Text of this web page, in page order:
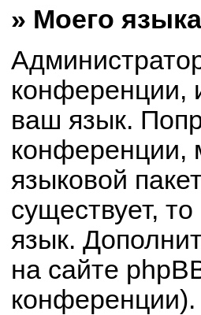
» Моего
конференции,
ваш язык.
конференции,
языковой
существует,
язык.
на сайте
конференции).